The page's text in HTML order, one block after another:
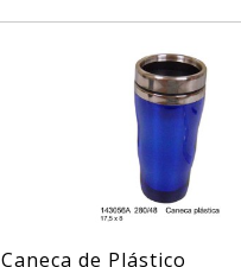
Caneca de Plástico